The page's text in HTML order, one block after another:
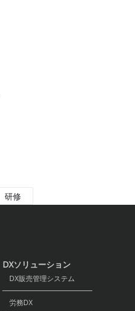
研修
DXソリューション
DX販売管理システム
労務DX